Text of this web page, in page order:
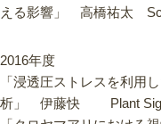
える影響」 高橋祐太
2016年度
「浸透圧ストレスを利用
析」 伊藤快 Plant